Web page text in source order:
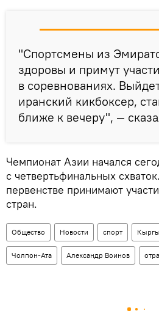
"Спортсмены из
здоровы и примут
в соревнованиях.
иранский кикбоксер,
ближе к вечеру", —
Чемпионат Азии начался
с четвертьфинальных
первенстве принимают
стран.
Общество Новости спорт
Чолпон-Ата Александр Воинов